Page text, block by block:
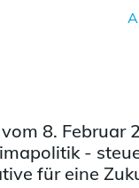
8. Februar
-
für eine